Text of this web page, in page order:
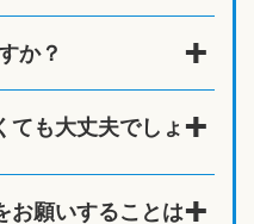
か？
ても大丈夫でしょ
お願いすることは